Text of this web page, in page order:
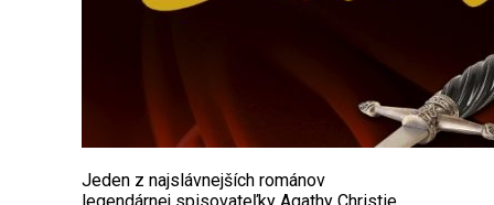
Jeden z najslávnejších románov